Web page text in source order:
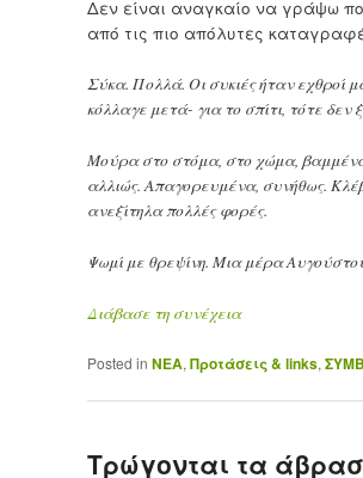
Δεν είναι αναγκαίο να γράψω
από τις πιο απόλυτες
Σύκα. Πολλά. Οι συκιές ήταν εχθροί
κόλλαγε μετά- για το σπίτι, τότε δεν
Μούρα στο στόμα, στο χώμα, βαμμένα
αλλιώς. Απαγορευμένα, συνήθως.
ανεξίτηλα πολλές φορές.
Ψωμί με θρεψίνη. Μια μέρα
Διάβασε τη συνέχεια
Posted in ΝΕΑ, Προτάσεις & links,
Τρώγονται τα